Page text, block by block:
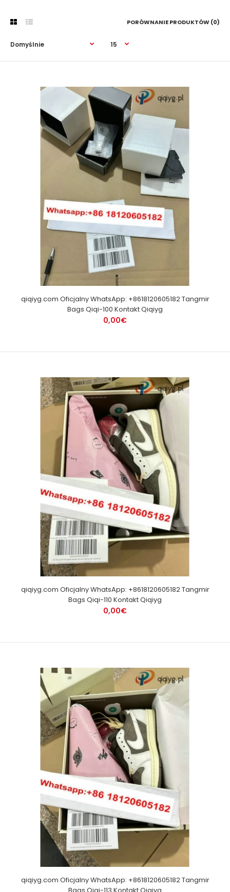
PORÓWNANIE PRODUKTÓW (0)
qiqiyg.com Oficjalny WhatsApp: +8618120605182 Tangmir
Bags Qiqi-100 Kontakt Qiqiyg
0,00€
qiqiyg.com Oficjalny WhatsApp: +8618120605182 Tangmir
Bags Qiqi-110 Kontakt Qiqiyg
0,00€
qiqiyg.com Oficjalny WhatsApp: +8618120605182 Tangmir